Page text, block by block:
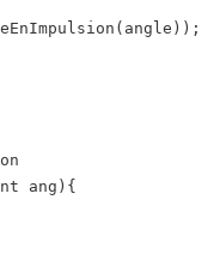
( angle ) ) ;
ang ) {